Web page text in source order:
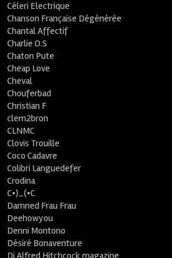
Céleri Electrique
Chanson Française Dégénérée
Chantal Affectif
Charlie O.S
Chaton Pute
Cheap Love
Cheval
Chouferbad
Christian F
clem2bron
CLNMC
Clovis Trouille
Coco Cadavre
Colibri Languedefer
Crodina
C•)_(•C
Damned Frau Frau
Deehowyou
Denni Montono
Désiré Bonaventure
Dj Alfred Hitchcock magazine